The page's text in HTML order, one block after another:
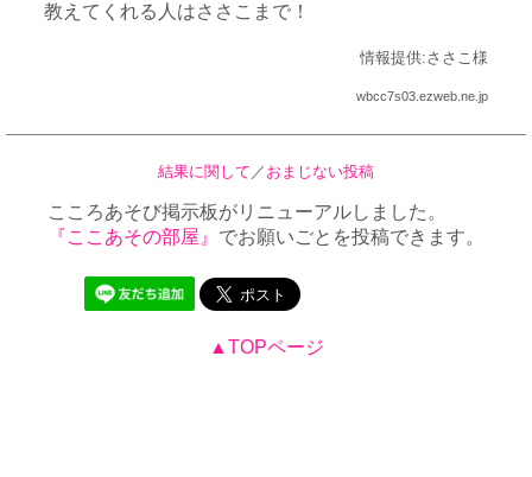
教えてくれる人はささこまで！
情報提供:ささこ様
wbcc7s03.ezweb.ne.jp
結果に関して ／ おまじない投稿
こころあそび掲示板がリニューアルしました。
『ここあその部屋』 でお願いごとを投稿できます。
▲TOPページ